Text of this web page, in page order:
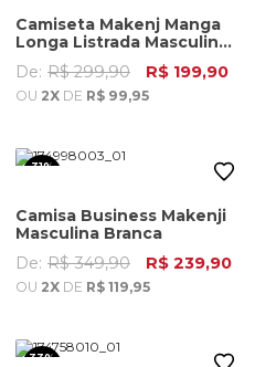
Camiseta Makenj Manga
Longa Listrada Masculina
Verde Oliva
De: R$ 299,90 R$ 199,90
OU 2X DE R$ 99,95
31%
Camisa Business Makenji
Masculina Branca
De: R$ 349,90 R$ 239,90
OU 2X DE R$ 119,95
33%